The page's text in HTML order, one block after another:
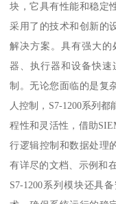
块，它具有性能和稳定
采用了的技术和创新的
解决方案。具有强大
器、执行器和设备快
制。无论您面临的是复
人控制，S7-1200系列都
程性和灵活性，借助
行逻辑控制和数据处理
有详尽的文档、示例和
S7-1200系列模块还具